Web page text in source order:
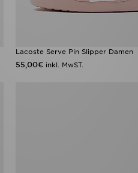
Lacoste Serve Pin Slipper Damen
55,00€ inkl. MwST.